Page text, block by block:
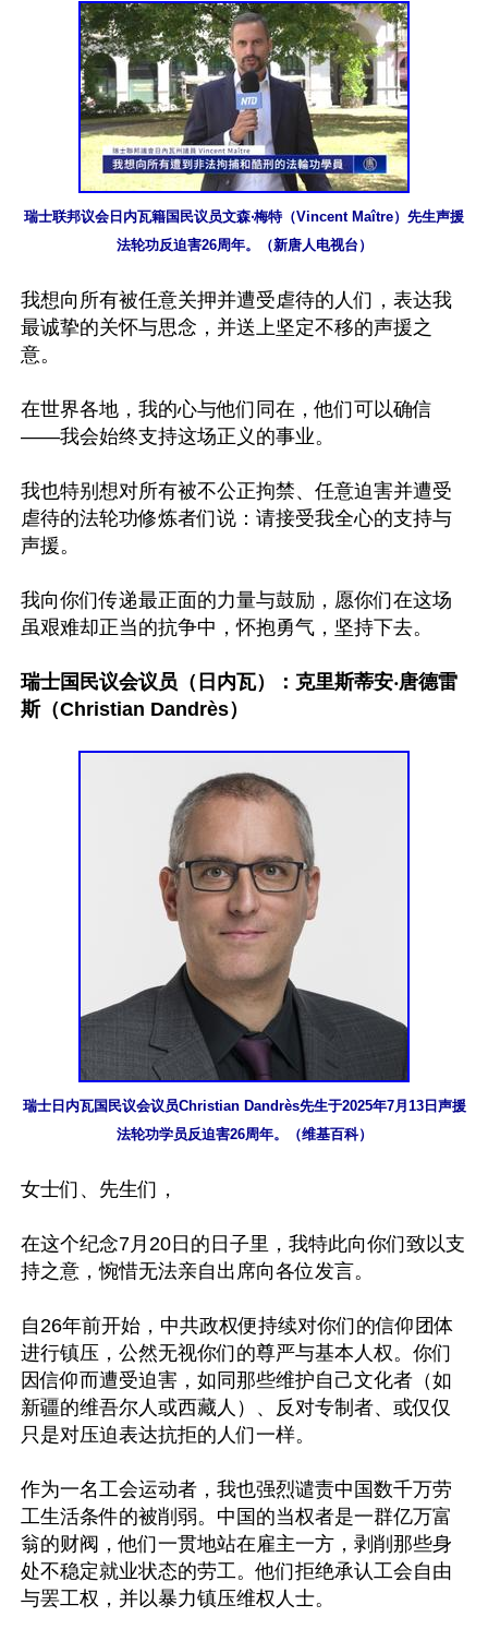
瑞士联邦议会日内瓦籍国民议员文森‧梅特（Vincent Maître）先生声援
法轮功反迫害26周年。（新唐人电视台）
我想向所有被任意关押并遭受虐待的人们，表达我
最诚挚的关怀与思念，并送上坚定不移的声援之
意。
在世界各地，我的心与他们同在，他们可以确信
——我会始终支持这场正义的事业。
我也特别想对所有被不公正拘禁、任意迫害并遭受
虐待的法轮功修炼者们说：请接受我全心的支持与
声援。
我向你们传递最正面的力量与鼓励，愿你们在这场
虽艰难却正当的抗争中，怀抱勇气，坚持下去。
瑞士国民议会议员（日内瓦）：克里斯蒂安‧唐德雷
斯（Christian Dandrès）
瑞士日内瓦国民议会议员Christian Dandrès先生于2025年7月13日声援
法轮功学员反迫害26周年。（维基百科）
女士们、先生们，
在这个纪念7月20日的日子里，我特此向你们致以支
持之意，惋惜无法亲自出席向各位发言。
自26年前开始，中共政权便持续对你们的信仰团体
进行镇压，公然无视你们的尊严与基本人权。你们
因信仰而遭受迫害，如同那些维护自己文化者（如
新疆的维吾尔人或西藏人）、反对专制者、或仅仅
只是对压迫表达抗拒的人们一样。
作为一名工会运动者，我也强烈谴责中国数千万劳
工生活条件的被削弱。中国的当权者是一群亿万富
翁的财阀，他们一贯地站在雇主一方，剥削那些身
处不稳定就业状态的劳工。他们拒绝承认工会自由
与罢工权，并以暴力镇压维权人士。